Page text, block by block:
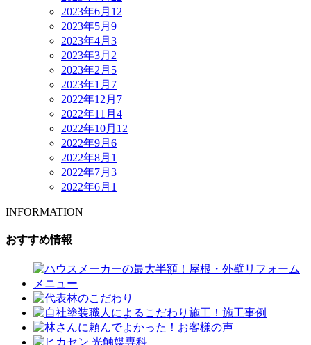
2023年6月 12
2023年5月 9
2023年4月 3
2023年3月 2
2023年2月 5
2023年1月 7
2022年12月 7
2022年11月 4
2022年10月 12
2022年9月 6
2022年8月 1
2022年7月 3
2022年6月 1
INFORMATION
おすすめ情報